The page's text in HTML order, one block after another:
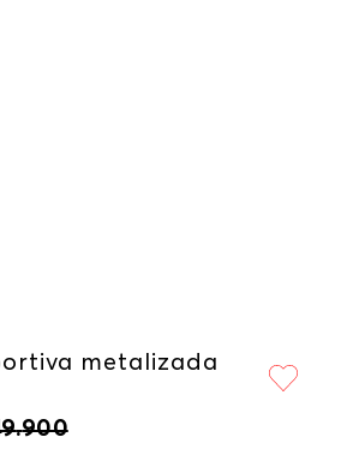
metalizada
.900